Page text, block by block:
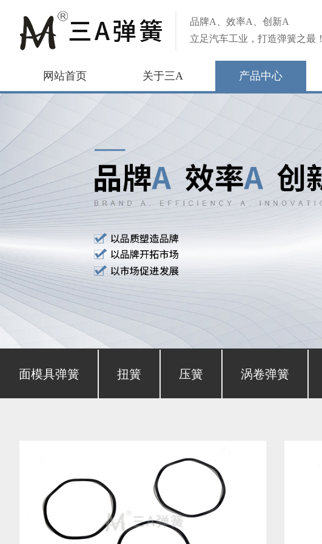
品牌A、效率A、创新A
立足汽车工业，打造弹簧之最！
网站首页 关于三A 产品中心
截面模具弹簧 扭簧 压簧 涡卷弹簧